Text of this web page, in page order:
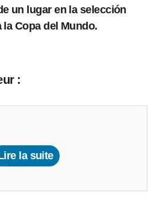
un lugar en la selección
la Copa del Mundo.
:
la suite